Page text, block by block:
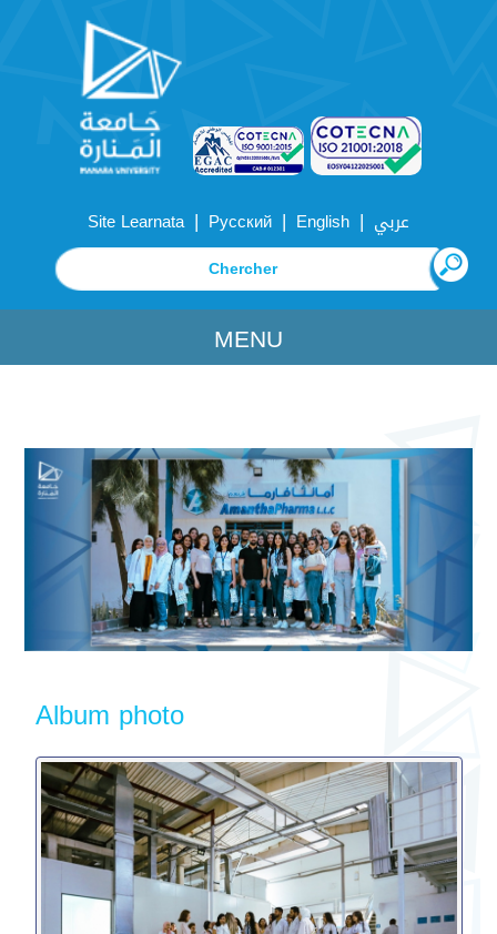
Site Learnata | Русский | English | عربي
MENU
Album photo